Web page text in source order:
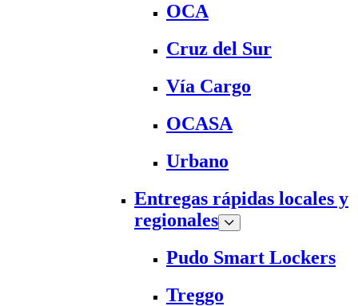
OCA
Cruz del Sur
Vía Cargo
OCASA
Urbano
Entregas rápidas locales y
regionales
Pudo Smart Lockers
Treggo